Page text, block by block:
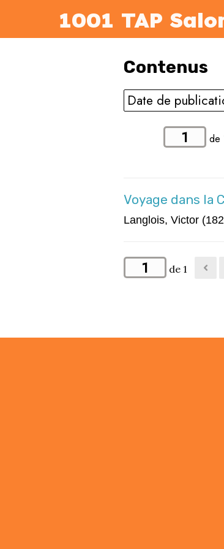
1001 TAP
Contenus
Date de
de
Voyage dans la
Langlois, Victor
de 1